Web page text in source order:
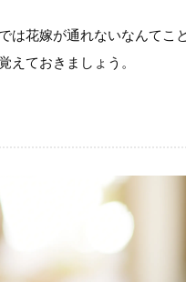
は花嫁が通れないなんてこ
えておきましょう。